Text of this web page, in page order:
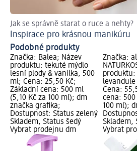
Jak se správně starat o ruce a nehty?
Inspirace pro krásnou manikúru
Podobné produkty
Značka: Balea; Název
produktu: tekuté mýdlo
lesní plody & vanilka, 500
ml; Cena: 25,50 Kč;
Základní cena: 500 ml
(5,10 Kč za 100 ml); dm
značka grafika;
Dostupnost: Status zelený
Skladem, Status šedý
Vybrat prodejnu dm
Značka:
levandule
Cena:
cena: 500
100 ml);
Skladem,
Vybrat